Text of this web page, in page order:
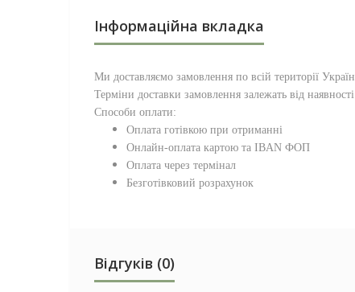
Інформаційна вкладка
Ми доставляємо замовлення по всій території
Терміни доставки замовлення залежать від наявності
Способи оплати:
Оплата готівкою при отриманні
Онлайн-оплата картою та IBAN ФОП
Оплата через термінал
Безготівковий розрахунок
Відгуків (0)